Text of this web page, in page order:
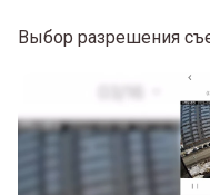
Выбор разрешения